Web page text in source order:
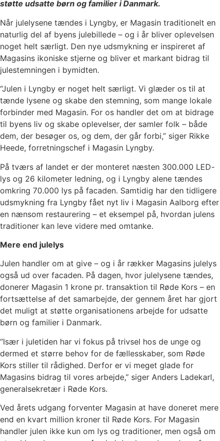
støtte udsatte børn og familier i Danmark.
Når julelysene tændes i Lyngby, er Magasin traditionelt en
naturlig del af byens julebillede – og i år bliver oplevelsen
noget helt særligt. Den nye udsmykning er inspireret af
Magasins ikoniske stjerne og bliver et markant bidrag til
julestemningen i bymidten.
“Julen i Lyngby er noget helt særligt. Vi glæder os til at
tænde lysene og skabe den stemning, som mange lokale
forbinder med Magasin. For os handler det om at bidrage
til byens liv og skabe oplevelser, der samler folk – både
dem, der besøger os, og dem, der går forbi,” siger Rikke
Heede, forretningschef i Magasin Lyngby.
På tværs af landet er der monteret næsten 300.000 LED-
lys og 26 kilometer ledning, og i Lyngby alene tændes
omkring 70.000 lys på facaden. Samtidig har den tidligere
udsmykning fra Lyngby fået nyt liv i Magasin Aalborg efter
en nænsom restaurering – et eksempel på, hvordan julens
traditioner kan leve videre med omtanke.
Mere end julelys
Julen handler om at give – og i år rækker Magasins julelys
også ud over facaden. På dagen, hvor julelysene tændes,
donerer Magasin 1 krone pr. transaktion til Røde Kors – en
fortsættelse af det samarbejde, der gennem året har gjort
det muligt at støtte organisationens arbejde for udsatte
børn og familier i Danmark.
“Især i juletiden har vi fokus på trivsel hos de unge og
dermed et større behov for de fællesskaber, som Røde
Kors stiller til rådighed. Derfor er vi meget glade for
Magasins bidrag til vores arbejde,” siger Anders Ladekarl,
generalsekretær i Røde Kors.
Ved årets udgang forventer Magasin at have doneret mere
end en kvart million kroner til Røde Kors. For Magasin
handler julen ikke kun om lys og traditioner, men også om